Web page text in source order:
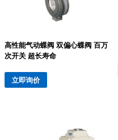
高性能气动蝶阀 双偏心蝶阀 百万
次开关 超长寿命
立即询价